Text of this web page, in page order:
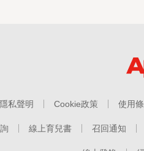
隱私聲明 Cookie政策 使用
線上育兒書 召回通知